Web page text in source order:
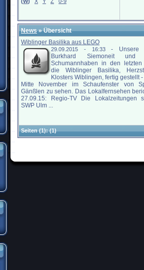
News» Übersicht
Wiblinger Basilika aus LEGO
29.09.2015 - 16:33- Unsere
Burkhard Siemoneit und
Schumannhaben in den letzten
die Wiblinger Basilika,
Klosters Wiblingen, fertig gestellt
Mitte November im Schaufenster von
Gänßlen zu sehen. Das Lokalfernsehen
27.09.15: Regio-TV Die Lokalzeitungen
SWP Ulm ...
Seiten(1):(1)